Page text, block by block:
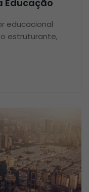
Educação
educacional
estruturante,